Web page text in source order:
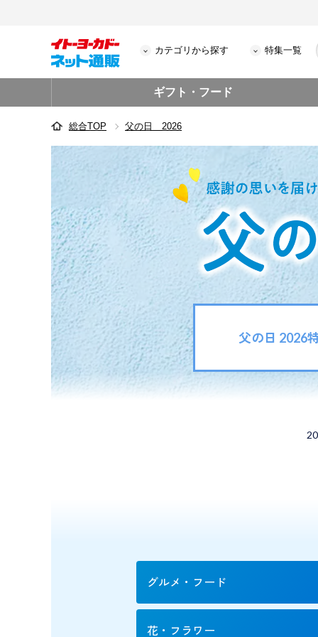
カテゴリから探す 特集一覧
ギフト・フード
総合TOP 父の日 2026
父の日 2026
グルメ・フード
花・フラワー